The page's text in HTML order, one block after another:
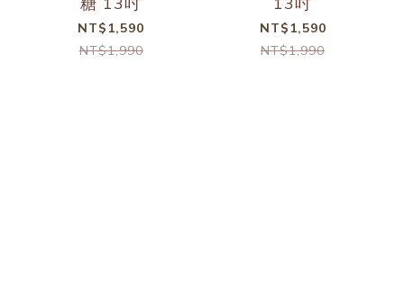
NT$1,590
NT$1,990
NT$1,590
NT$1,990